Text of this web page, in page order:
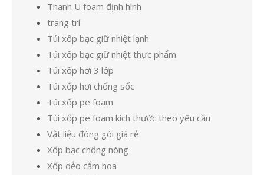
Thanh U foam định hình
trang trí
Túi xốp bạc giữ nhiệt lạnh
Túi xốp bạc giữ nhiệt thực phẩm
Túi xốp hơi 3 lớp
Túi xốp hơi chống sốc
Túi xốp pe foam
Túi xốp pe foam kích thước theo yêu cầu
Vật liệu đóng gói giá rẻ
Xốp bạc chống nóng
Xốp dẻo cắm hoa